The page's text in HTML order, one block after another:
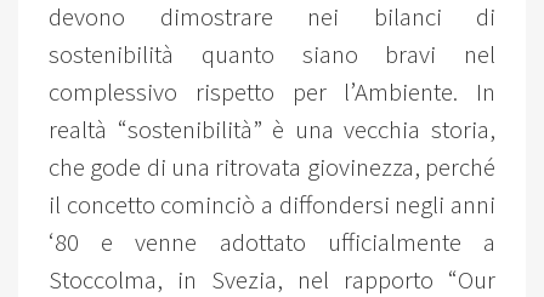
devono dimostrare nei bilanci di
sostenibilità quanto siano bravi nel
complessivo rispetto per l’Ambiente. In
realtà “sostenibilità” è una vecchia storia,
che gode di una ritrovata giovinezza, perché
il concetto cominciò a diffondersi negli anni
‘80 e venne adottato ufficialmente a
Stoccolma, in Svezia, nel rapporto “Our